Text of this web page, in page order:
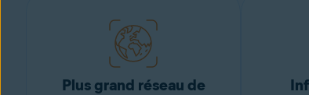
Plus grand réseau de